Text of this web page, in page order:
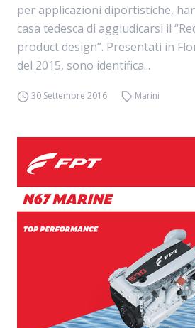
per applicazioni diportistiche,
casa tedesca di aggiudicarsi il
product design”. Presentati in
del 2015, sono identifica...
30 Settembre 2016 Marini